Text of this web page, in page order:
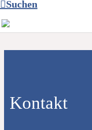
Suchen
Kontakt